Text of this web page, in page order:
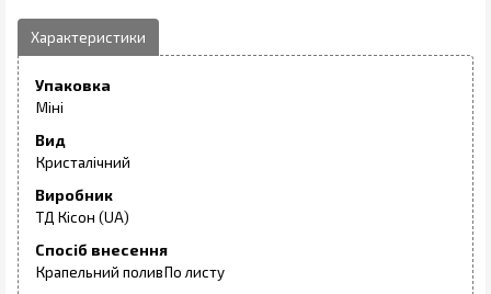
Упаковка
Міні
Вид
Кристалічний
Виробник
ТД Кісон (UA)
Спосіб внесення
Крапельний поливПо листу